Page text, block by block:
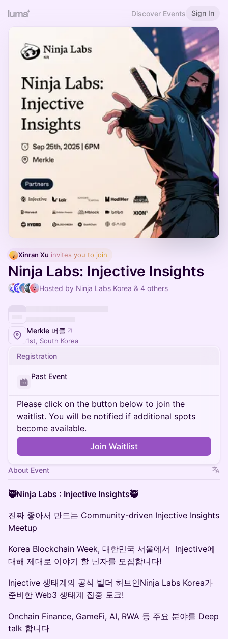
Discover Events Sign In
Xinran Xu invites you to join
Ninja Labs: Injective Insights
Hosted by Ninja Labs Korea & 4 others
Merkle 머클
1st, South Korea
Registration
Past Event
Please click on the button below to join the
waitlist. You will be notified if additional spots
become available.
Join Waitlist
About Event
🥷Ninja Labs : Injective Insights🥷
진짜 좋아서 만드는 Community-driven Injective Insights
Meetup
Korea Blockchain Week, 대한민국 서울에서 Injective에
대해 제대로 이야기 할 닌자를 모집합니다!
Injective 생태계의 공식 빌더 허브인Ninja Labs Korea가
준비한 Web3 생태계 집중 토크!
Onchain Finance, GameFi, AI, RWA 등 주요 분야를 Deep
talk 합니다